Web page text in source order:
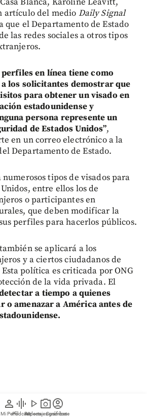
person
Mi Perfil
graphic_eq
Pódcast
play_arrow
Videos
photo_camera
Reportajes gráficos
account_circle
Suscríbete
artículo del medio Daily Signal
que el Departamento de Estado
las redes sociales a otros tipos
en línea tiene como
los solicitantes demostrar que
para obtener un visado en
estadounidense y
persona represente un
de Estados Unidos”,
en un correo electrónico a la
Departamento de Estado.
numerosos tipos de visados para
entre ellos los de
o participantes en
que deben modificar la
perfiles para hacerlos públicos.
se aplicará a los
y a ciertos ciudadanos de
política es criticada por ONG
de la vida privada. El
a tiempo a quienes
amenazar a América antes de